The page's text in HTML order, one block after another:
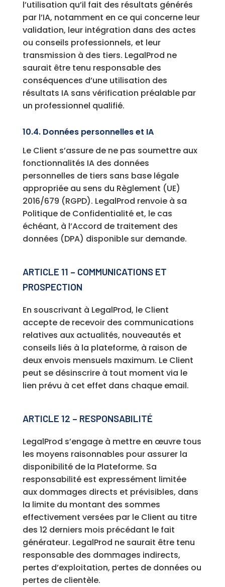
l’utilisation qu’il fait des résultats générés
par l’IA, notamment en ce qui concerne leur
validation, leur intégration dans des actes
ou conseils professionnels, et leur
transmission à des tiers. LegalProd ne
saurait être tenu responsable des
conséquences d’une utilisation des
résultats IA sans vérification préalable par
un professionnel qualifié.
10.4. Données personnelles et IA
Le Client s’assure de ne pas soumettre aux
fonctionnalités IA des données
personnelles de tiers sans base légale
appropriée au sens du Règlement (UE)
2016/679 (RGPD). LegalProd renvoie à sa
Politique de Confidentialité et, le cas
échéant, à l’Accord de traitement des
données (DPA) disponible sur demande.
ARTICLE 11 – COMMUNICATIONS ET
PROSPECTION
En souscrivant à LegalProd, le Client
accepte de recevoir des communications
relatives aux actualités, nouveautés et
conseils liés à la plateforme, à raison de
deux envois mensuels maximum. Le Client
peut se désinscrire à tout moment via le
lien prévu à cet effet dans chaque email.
ARTICLE 12 – RESPONSABILITÉ
LegalProd s’engage à mettre en œuvre tous
les moyens raisonnables pour assurer la
disponibilité de la Plateforme. Sa
responsabilité est expressément limitée
aux dommages directs et prévisibles, dans
la limite du montant des sommes
effectivement versées par le Client au titre
des 12 derniers mois précédant le fait
générateur. LegalProd ne saurait être tenu
responsable des dommages indirects,
pertes d’exploitation, pertes de données ou
pertes de clientèle.